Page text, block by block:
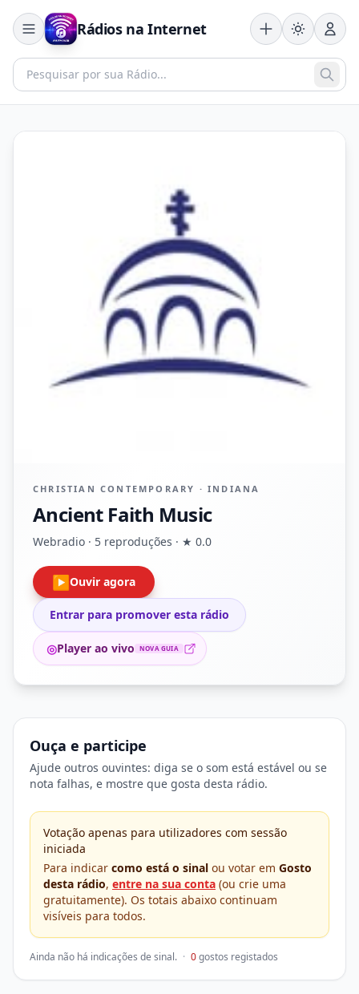
Rádios na Internet
CHRISTIAN CONTEMPORARY · INDIANA
Ancient Faith Music
Webradio · 5 reproduções · ★ 0.0
▶ Ouvir agora
Entrar para promover esta rádio
◎Player ao vivo NOVA GUIA
Ouça e participe
Ajude outros ouvintes: diga se o som está estável ou se
nota falhas, e mostre que gosta desta rádio.
Votação apenas para utilizadores com sessão
iniciada
Para indicar como está o sinal ou votar em Gosto
desta rádio, entre na sua conta (ou crie uma
gratuitamente). Os totais abaixo continuam
visíveis para todos.
Ainda não há indicações de sinal. · 0gostos registados